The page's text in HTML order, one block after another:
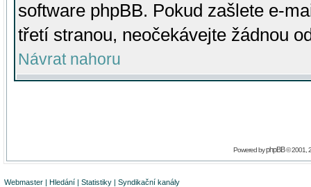
software phpBB. Pokud zašlete e-
třetí stranou, neočekávejte žádnou
Návrat nahoru
Powered byphpBB© 2001,
Webmaster | Hledání | Statistiky | Syndikační kanály